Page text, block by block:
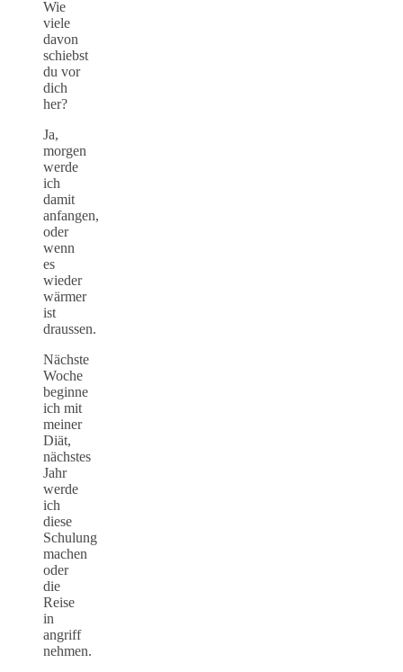
Wie
viele
davon
schiebst
du vor
dich
her?
Ja,
morgen
werde
ich
damit
anfangen,
oder
wenn
es
wieder
wärmer
ist
draussen.
Nächste
Woche
beginne
ich mit
meiner
Diät,
nächstes
Jahr
werde
ich
diese
Schulung
machen
oder
die
Reise
in
angriff
nehmen.